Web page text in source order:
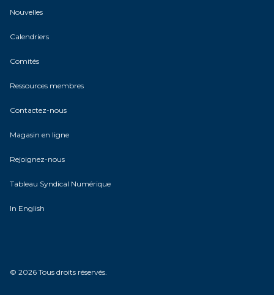
Nouvelles
Calendriers
Comités
Ressources membres
Contactez-nous
Magasin en ligne
Rejoignez-nous
Tableau Syndical Numérique
In English
© 2026 Tous droits réservés.